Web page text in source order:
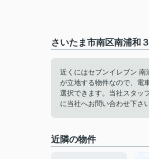
さいたま市南区南浦和
近くにはセブンイレブン
が立地する物件なので、電
選択できます。当社スタッ
に当社へお問い合わせ下さい
近隣の物件